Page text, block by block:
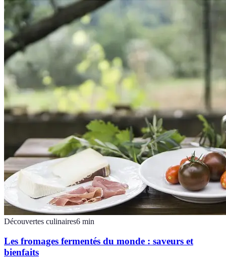
Découvertes culinaires6 min
Les fromages fermentés du monde : saveurs et
bienfaits